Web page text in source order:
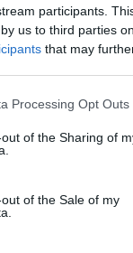
participants.
us to third parties
that may
website/app uses
visit or usage
to Google and its
specified
Processing Opt Outs
of the Sharing of
of the Sale of my
volt szükség.
már ránézésre
A
a hátán, apró
kezében.